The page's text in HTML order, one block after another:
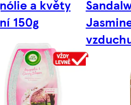
a květy
150g